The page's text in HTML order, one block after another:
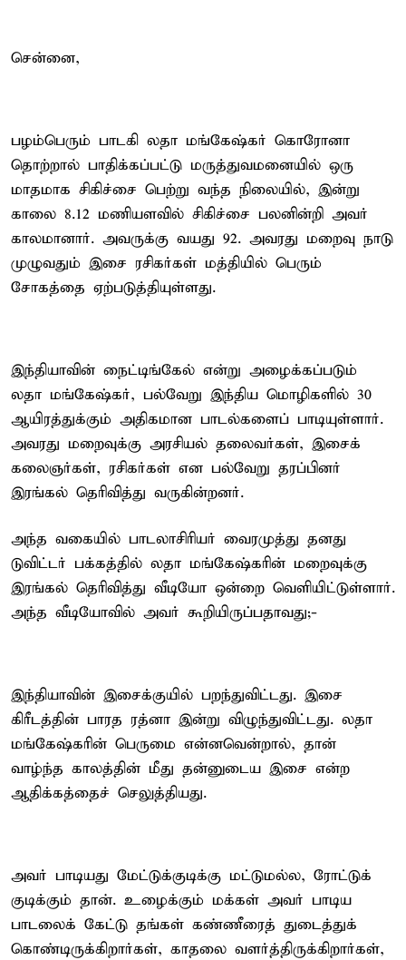
சென்னை,
பழம்பெரும் பாடகி லதா மங்கேஷ்கர் கொரோனா
தொற்றால் பாதிக்கப்பட்டு மருத்துவமனையில் ஒரு
மாதமாக சிகிச்சை பெற்று வந்த நிலையில், இன்று
காலை 8.12 மணியளவில் சிகிச்சை பலனின்றி அவர்
காலமானார். அவருக்கு வயது 92. அவரது மறைவு நாடு
முழுவதும் இசை ரசிகர்கள் மத்தியில் பெரும்
சோகத்தை ஏற்படுத்தியுள்ளது.
இந்தியாவின் நைட்டிங்கேல் என்று அழைக்கப்படும்
லதா மங்கேஷ்கர், பல்வேறு இந்திய மொழிகளில் 30
ஆயிரத்துக்கும் அதிகமான பாடல்களைப் பாடியுள்ளார்.
அவரது மறைவுக்கு அரசியல் தலைவர்கள், இசைக்
கலைஞர்கள், ரசிகர்கள் என பல்வேறு தரப்பினர்
இரங்கல் தெரிவித்து வருகின்றனர்.
அந்த வகையில் பாடலாசிரியர் வைரமுத்து தனது
டுவிட்டர் பக்கத்தில் லதா மங்கேஷ்கரின் மறைவுக்கு
இரங்கல் தெரிவித்து வீடியோ ஒன்றை வெளியிட்டுள்ளார்.
அந்த வீடியோவில் அவர் கூறியிருப்பதாவது;-
இந்தியாவின் இசைக்குயில் பறந்துவிட்டது. இசை
கிரீடத்தின் பாரத ரத்னா இன்று விழுந்துவிட்டது. லதா
மங்கேஷ்கரின் பெருமை என்னவென்றால், தான்
வாழ்ந்த காலத்தின் மீது தன்னுடைய இசை என்ற
ஆதிக்கத்தைச் செலுத்தியது.
அவர் பாடியது மேட்டுக்குடிக்கு மட்டுமல்ல, ரோட்டுக்
குடிக்கும் தான். உழைக்கும் மக்கள் அவர் பாடிய
பாடலைக் கேட்டு தங்கள் கண்ணீரைத் துடைத்துக்
கொண்டிருக்கிறார்கள், காதலை வளர்த்திருக்கிறார்கள்,